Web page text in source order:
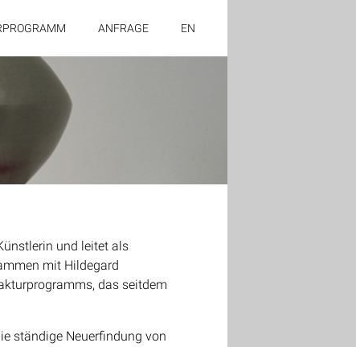
ANFRAGE EN
und leitet als
mit Hildegard
das seitdem
ständige Neuerfindung von